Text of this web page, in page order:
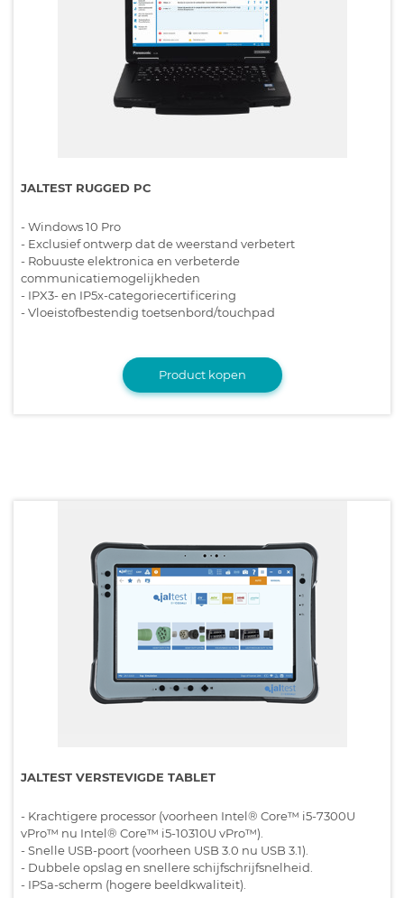
JALTEST RUGGED PC
- Windows 10 Pro
- Exclusief ontwerp dat de weerstand verbetert
- Robuuste elektronica en verbeterde
communicatiemogelijkheden
- IPX3- en IP5x-categoriecertificering
- Vloeistofbestendig toetsenbord/touchpad
Product kopen
JALTEST VERSTEVIGDE TABLET
- Krachtigere processor (voorheen Intel® Core™ i5-7300U
vPro™ nu Intel® Core™ i5-10310U vPro™).
- Snelle USB-poort (voorheen USB 3.0 nu USB 3.1).
- Dubbele opslag en snellere schijfschrijfsnelheid.
- IPSa-scherm (hogere beeldkwaliteit).